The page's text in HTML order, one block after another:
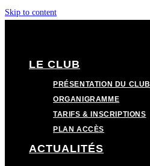
Skip to content
LE CLUB
PRÉSENTATION DU CLUB
ORGANIGRAMME
TARIFS & INSCRIPTIONS
PLAN ACCÈS
ACTUALITÉS